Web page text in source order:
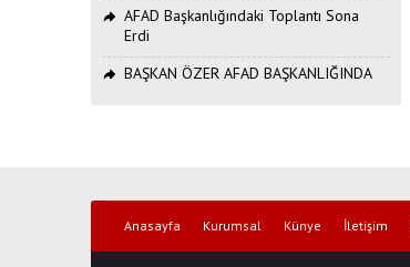
AFAD Başkanlığındaki Toplantı Sona
Erdi
BAŞKAN ÖZER AFAD BAŞKANLIĞINDA
Anasayfa Kurumsal Künye İletişim